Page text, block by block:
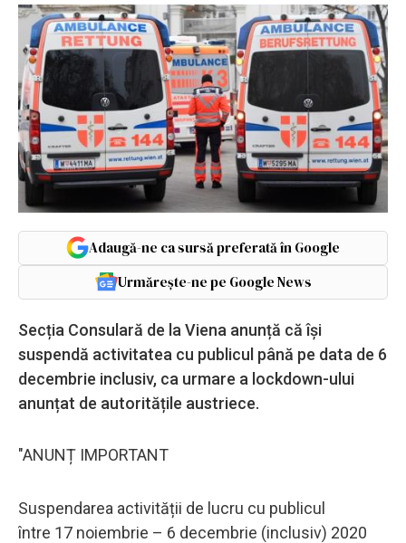
Adaugă-ne ca sursă preferată în Google
Urmărește-ne pe Google News
Secția Consulară de la Viena anunță că își
suspendă activitatea cu publicul până pe data de 6
decembrie inclusiv, ca urmare a lockdown-ului
anunțat de autoritățile austriece.
"ANUNȚ IMPORTANT
Suspendarea activității de lucru cu publicul
între 17 noiembrie – 6 decembrie (inclusiv) 2020